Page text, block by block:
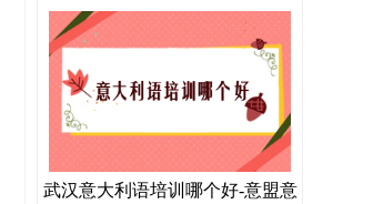
武汉意大利语培训哪个好-意盟意